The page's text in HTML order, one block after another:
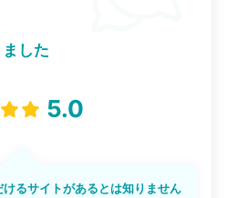
した
5.0
るサイトがあるとは知りません